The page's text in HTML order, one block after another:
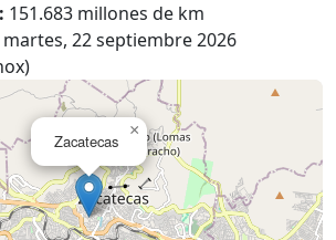
151.683 millones de km
martes, 22 septiembre 2026
Zacatecas
×